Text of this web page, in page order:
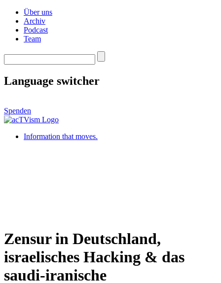
Über uns
Archiv
Podcast
Team
Language switcher
Spenden
Information that moves.
Zensur in Deutschland,
israelisches Hacking & das
saudi-iranische